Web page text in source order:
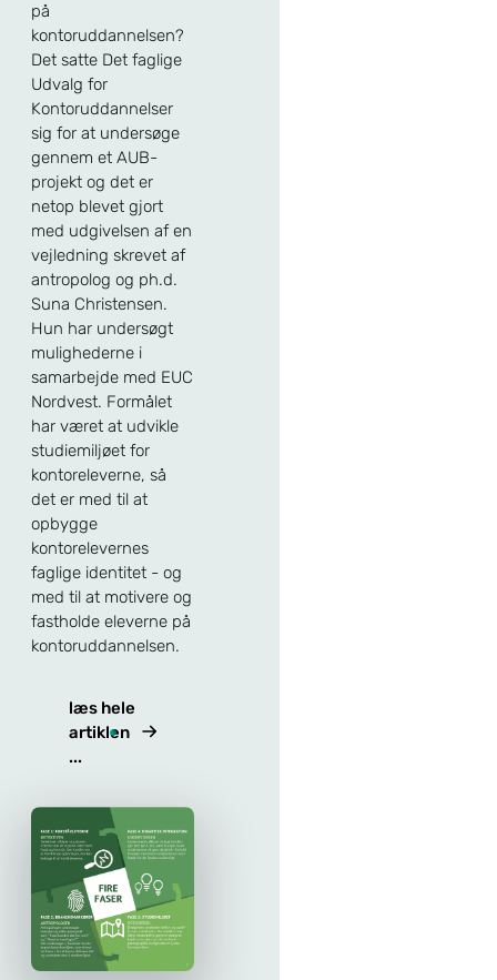
på
kontoruddannelsen?
Det satte Det faglige
Udvalg for
Kontoruddannelser
sig for at undersøge
gennem et AUB-
projekt og det er
netop blevet gjort
med udgivelsen af en
vejledning skrevet af
antropolog og ph.d.
Suna Christensen.
Hun har undersøgt
mulighederne i
samarbejde med EUC
Nordvest. Formålet
har været at udvikle
studiemiljøet for
kontoreleverne, så
det er med til at
opbygge
kontorelevernes
faglige identitet - og
med til at motivere og
fastholde eleverne på
kontoruddannelsen.
læs hele
artiklen
...